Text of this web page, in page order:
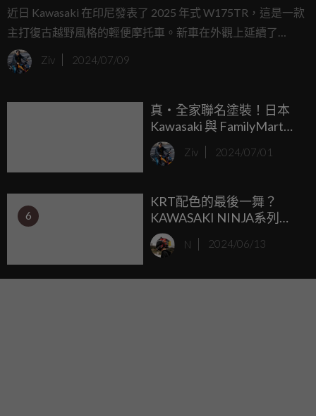
近日 Kawasaki 在印尼發表了 2025 年式 W175TR，這是一款
主打復古越野風格的輕便摩托車。新車在外觀上延續了
W175 系列的經典造型，同時新年式也針對動力系統和懸吊
設定有小調整，不過 W175TR 的外型，對於台灣車友來說肯
Ziv 2024/07/09
真・全家聯名塗裝！日本
Kawasaki 與 FamilyMart合
作，大獎直接抽「Ninja
ZX-4RR 40週年紀念版」
Ziv 2024/07/01
6
KRT配色的最後一舞？
KAWASAKI NINJA系列
2025年式樣式大更新
N 2024/06/13